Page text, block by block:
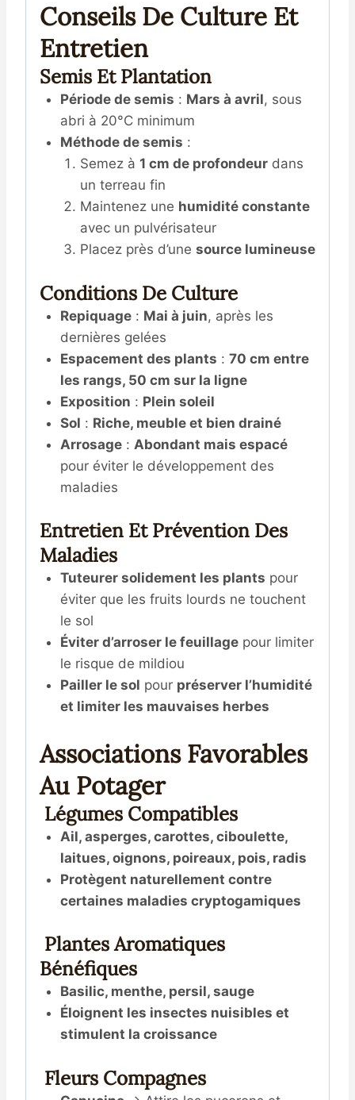
Conseils De Culture Et
Entretien
Semis Et Plantation
Période de semis : Mars à avril, sous
abri à 20°C minimum
Méthode de semis :
Semez à 1 cm de profondeur dans
un terreau fin
Maintenez une humidité constante
avec un pulvérisateur
Placez près d’une source lumineuse
Conditions De Culture
Repiquage: Mai à juin, après les
dernières gelées
Espacement des plants : 70 cm entre
les rangs, 50 cm sur la ligne
Exposition : Plein soleil
Sol : Riche, meuble et bien drainé
Arrosage: Abondant mais espacé
pour éviter le développement des
maladies
Entretien Et Prévention Des
Maladies
Tuteurer solidement les plants pour
éviter que les fruits lourds ne touchent
le sol
Éviter d’arroser le feuillagepour limiter
le risque de mildiou
Pailler le sol pour préserver l’humidité
et limiter les mauvaises herbes
Associations Favorables
Au Potager
Légumes Compatibles
Ail, asperges, carottes, ciboulette,
laitues, oignons, poireaux, pois, radis
Protègent naturellement contre
certaines maladies cryptogamiques
Plantes Aromatiques
Bénéfiques
Basilic, menthe, persil, sauge
Éloignent les insectes nuisibles et
stimulent la croissance
Fleurs Compagnes